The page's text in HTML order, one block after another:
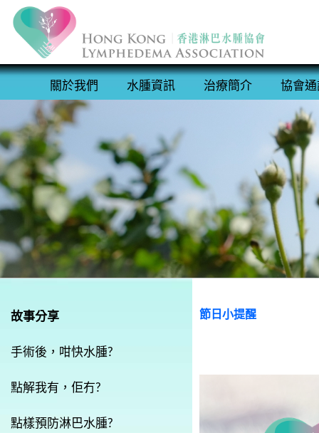
關於我們 水腫資訊 治療簡介 協會通
故事分享
手術後，咁快水腫?
點解我有，佢冇?
點樣預防淋巴水腫?
節日小提醒